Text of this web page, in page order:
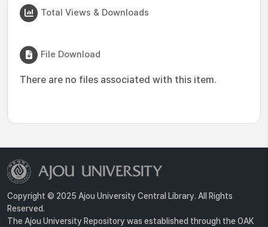
Total Views & Downloads
File Download
There are no files associated with this item.
Copyright © 2025 Ajou University Central Library. All Rights
Reserved.
The Ajou University Repository was established through the OAK